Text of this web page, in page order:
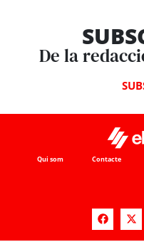
De la
Qui som Contacte